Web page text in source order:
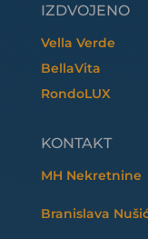
IZDVOJENO
Vella Verde
BellaVita
RondoLUX
KONTAKT
MH Nekretnine
Branislava